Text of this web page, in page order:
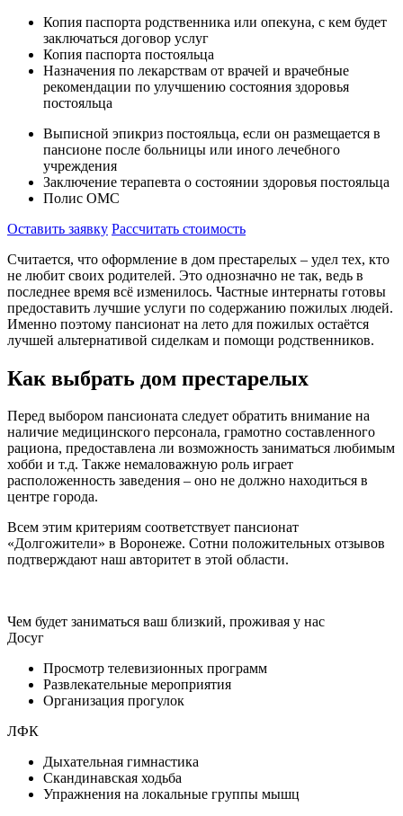
Копия паспорта родственника или опекуна, с кем будет
заключаться договор услуг
Копия паспорта постояльца
Назначения по лекарствам от врачей и врачебные
рекомендации по улучшению состояния здоровья
постояльца
Выписной эпикриз постояльца, если он размещается в
пансионе после больницы или иного лечебного
учреждения
Заключение терапевта о состоянии здоровья постояльца
Полис ОМС
Оставить заявку Рассчитать стоимость
Считается, что оформление в дом престарелых – удел тех, кто
не любит своих родителей. Это однозначно не так, ведь в
последнее время всё изменилось. Частные интернаты готовы
предоставить лучшие услуги по содержанию пожилых людей.
Именно поэтому пансионат на лето для пожилых остаётся
лучшей альтернативой сиделкам и помощи родственников.
Как выбрать дом престарелых
Перед выбором пансионата следует обратить внимание на
наличие медицинского персонала, грамотно составленного
рациона, предоставлена ли возможность заниматься любимым
хобби и т.д. Также немаловажную роль играет
расположенность заведения – оно не должно находиться в
центре города.
Всем этим критериям соответствует пансионат
«Долгожители» в Воронеже. Сотни положительных отзывов
подтверждают наш авторитет в этой области.
Чем будет заниматься ваш близкий, проживая у нас
Досуг
Просмотр телевизионных программ
Развлекательные мероприятия
Организация прогулок
ЛФК
Дыхательная гимнастика
Скандинавская ходьба
Упражнения на локальные группы мышц